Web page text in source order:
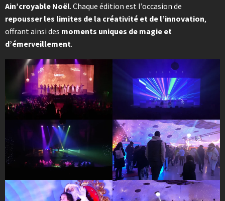
Ain’croyable Noël. Chaque édition est l’occasion de
repousser les limites de la créativité et de l’innovation,
offrant ainsi des moments uniques de magie et
d’émerveillement.